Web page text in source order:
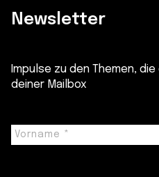
Newsletter
Impulse zu den Themen,
deiner Mailbox